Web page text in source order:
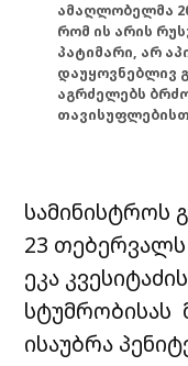
ამაღლობელმა
რომ ის არის
პატიმარი, არ
დაუყოვნებლივ
აგრძელებს
სამინისტროს
23
ეკა
სტუმრობისას
ისაუბრა